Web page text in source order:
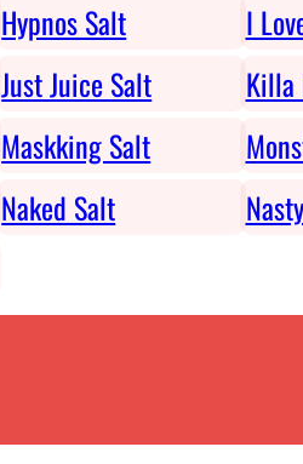
Hypnos Salt I
Just Juice Salt Killa
Maskking Salt
Naked Salt